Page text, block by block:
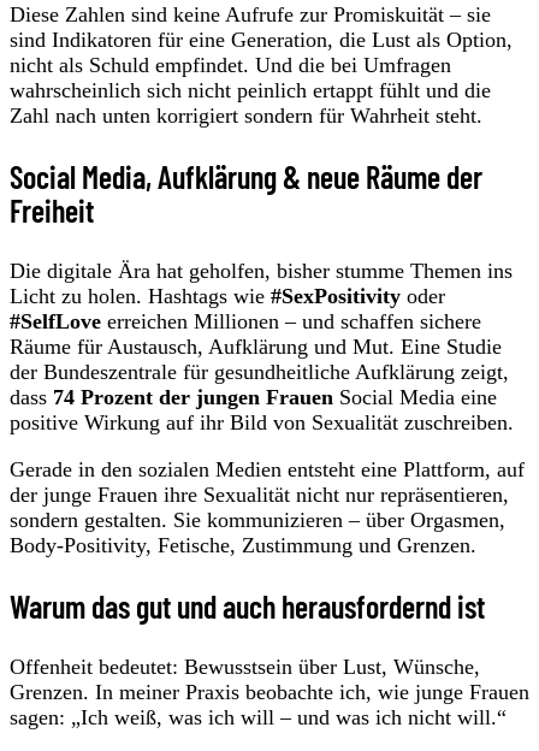
Diese Zahlen sind keine Aufrufe zur Promiskuität – sie
sind Indikatoren für eine Generation, die Lust als Option,
nicht als Schuld empfindet. Und die bei Umfragen
wahrscheinlich sich nicht peinlich ertappt fühlt und die
Zahl nach unten korrigiert sondern für Wahrheit steht.
Social Media, Aufklärung & neue Räume der
Freiheit
Die digitale Ära hat geholfen, bisher stumme Themen ins
Licht zu holen. Hashtags wie #SexPositivity oder
#SelfLove erreichen Millionen – und schaffen sichere
Räume für Austausch, Aufklärung und Mut. Eine Studie
der Bundeszentrale für gesundheitliche Aufklärung zeigt,
dass 74 Prozent der jungen Frauen Social Media eine
positive Wirkung auf ihr Bild von Sexualität zuschreiben.
Gerade in den sozialen Medien entsteht eine Plattform, auf
der junge Frauen ihre Sexualität nicht nur repräsentieren,
sondern gestalten. Sie kommunizieren – über Orgasmen,
Body-Positivity, Fetische, Zustimmung und Grenzen.
Warum das gut und auch herausfordernd ist
Offenheit bedeutet: Bewusstsein über Lust, Wünsche,
Grenzen. In meiner Praxis beobachte ich, wie junge Frauen
sagen: „Ich weiß, was ich will – und was ich nicht will.“